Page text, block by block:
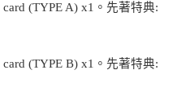
知簡訊。
此簡訊中的連結，可透過四大超商／
，方視為交易完成。
訂單仍視為有效，需透過AFTEE先享
)免運費
)免運費
(TYPE A) x1 。先著特典:
card (TYPE B) x1 。先著特典: